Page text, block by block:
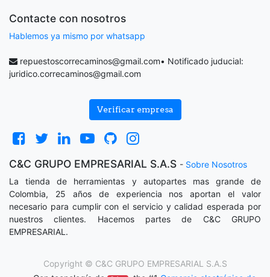
Contacte con nosotros
Hablemos ya mismo por whatsapp
repuestoscorrecaminos@gmail.com• Notificado juducial:
juridico.correcaminos@gmail.com
Verificar empresa
C&C GRUPO EMPRESARIAL S.A.S - Sobre Nosotros
La tienda de herramientas y autopartes mas grande de
Colombia, 25 años de experiencia nos aportan el valor
necesario para cumplir con el servicio y calidad esperada por
nuestros clientes. Hacemos partes de C&C GRUPO
EMPRESARIAL.
Copyright © C&C GRUPO EMPRESARIAL S.A.S